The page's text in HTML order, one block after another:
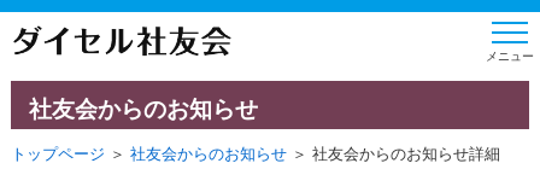
社友会からのお知らせ
トップページ ＞ 社友会からのお知らせ＞ 社友会からのお知らせ詳細